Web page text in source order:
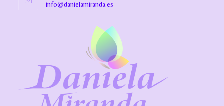
info@danielamiranda.es